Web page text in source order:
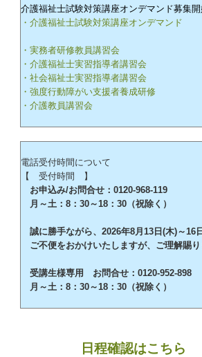
介護福祉士試験対策講座オンデマンド募集開
・介護福祉士試験対策講座オンデマンド
・実務者研修教員講習会
・介護福祉士実習指導者講習会
・社会福祉士実習指導者講習会
・強度行動障がい支援者養成研修
・介護教員講習会
電話受付時間について
【 受付時間 】
お申込み/お問合せ：0120-968-119
月～土：8：30～18：30（祝除く）
誠に勝手ながら、2026年8月13日(木)～16
ご不便をおかけいたしますが、ご理解賜り
受講生様専用 お問合せ：0120-952-898
月～土：8：30～18：30（祝除く）
日程確認はこちら